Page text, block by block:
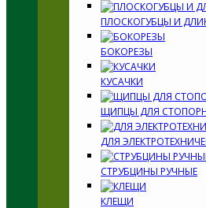
ПЛОСКОГУБЦЫ И
БОКОРЕЗЫ
КУСАЧКИ
ЩИПЦЫ ДЛЯ
ДЛЯ
СТРУБЦИНЫ РУЧНЫЕ
КЛЕЩИ